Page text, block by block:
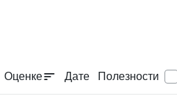
Оценке Дате Полезности